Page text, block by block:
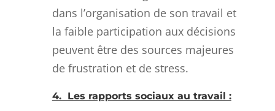
dans l’organisation de son travail et
la faible participation aux décisions
peuvent être des sources majeures
de frustration et de stress.
4. Les rapports sociaux au travail :